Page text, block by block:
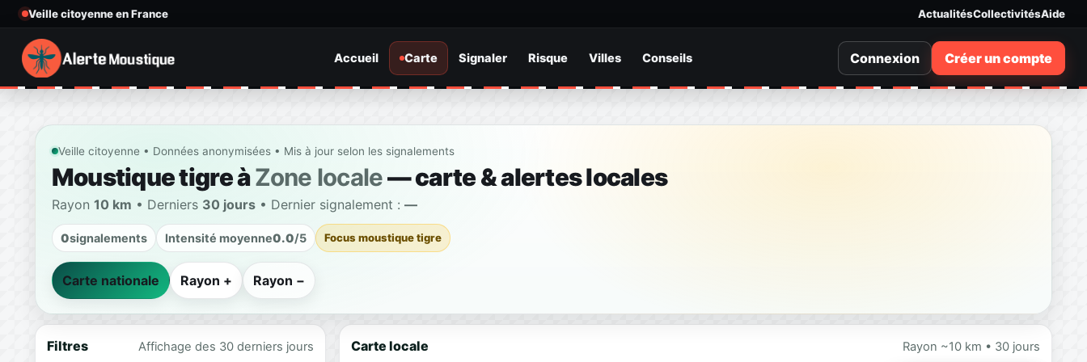
Veille citoyenne en France ActualitésCollectivitésAide
Accueil Carte Signaler Risque Villes Conseils Connexion Créer un compte
Veille citoyenne • Données anonymisées • Mis à jour selon les signalements
Moustique tigre àZone locale— carte & alertes locales
Rayon 10 km • Derniers 30 jours• Dernier signalement : —
0signalements Intensité moyenne0.0/5 Focus moustique tigre
Carte nationale Rayon + Rayon −
Filtres Affichage des 30 derniers jours Carte locale Rayon ~10 km • 30 jours